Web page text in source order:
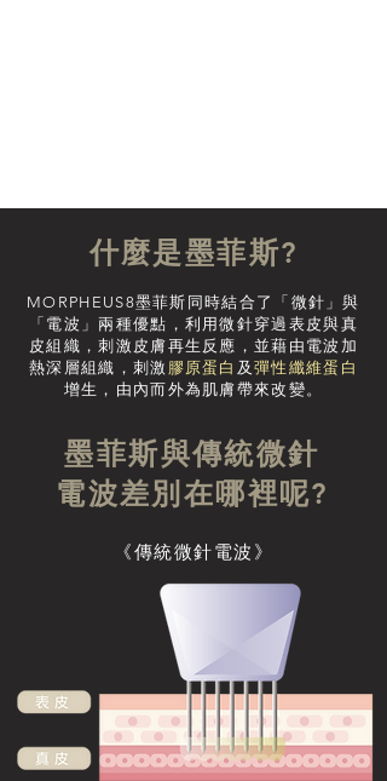
什麼是墨菲斯?
MORPHEUS8墨菲斯同時結合了「微針」與
「電波」兩種優點，利用微針穿過表皮與真
皮組織，刺激皮膚再生反應，並藉由電波加
熱深層組織，刺激 膠原蛋白 及彈性纖維蛋白
增生，由內而外為肌膚帶來改變。
墨菲斯與傳統微針
電波差別在哪裡呢?
《傳統微針電波》